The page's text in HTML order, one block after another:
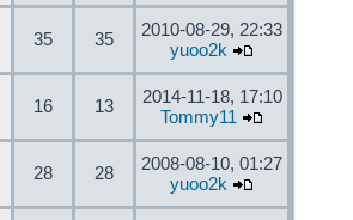
35 35
2010-08-29, 22:33
yuoo2k
16 13
2014-11-18, 17:10
Tommy11
28 28
2008-08-10, 01:27
yuoo2k